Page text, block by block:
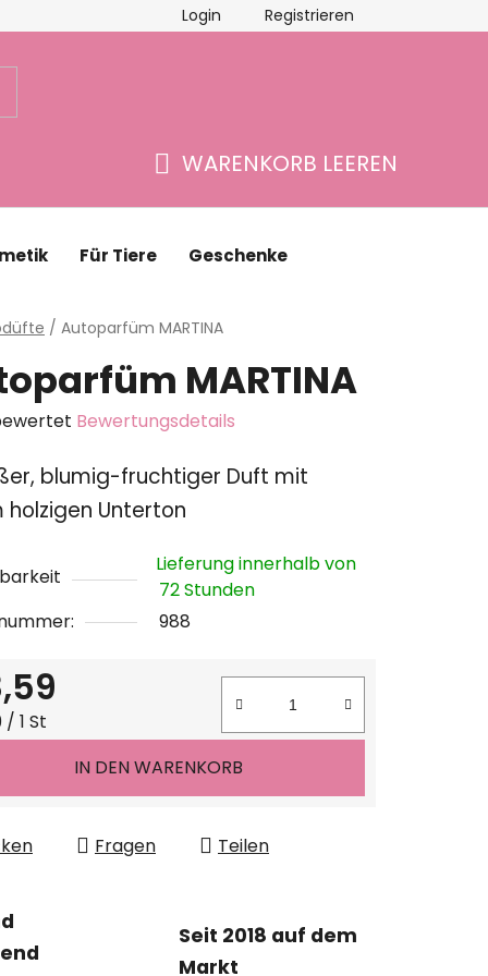
Kontakte
Login Registrieren
WARENKORB LEEREN
Für Tiere Geschenke
/ Autoparfüm MARTINA
MARTINA
Bewertungsdetails
blumig-fruchtiger Duft mit
holzigen Unterton
Lieferung innerhalb von
72 Stunden
988
1 St
IN DEN WARENKORB
Fragen Teilen
Seit 2018 auf dem
Markt